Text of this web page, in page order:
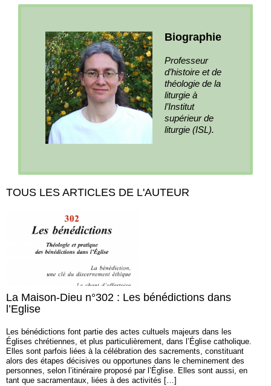
Biographie
Professeur
d’histoire et de
théologie de la
liturgie à
l’Institut
supérieur de
liturgie (ISL).
TOUS LES ARTICLES DE L'AUTEUR
La Maison-Dieu n°302 : Les bénédictions dans
l’Eglise
Les bénédictions font partie des actes cultuels majeurs dans les
Églises chrétiennes, et plus particulièrement, dans l’Église catholique.
Elles sont parfois liées à la célébration des sacrements, constituant
alors des étapes décisives ou opportunes dans le cheminement des
personnes, selon l’itinéraire proposé par l’Église. Elles sont aussi, en
tant que sacramentaux, liées à des activités […]